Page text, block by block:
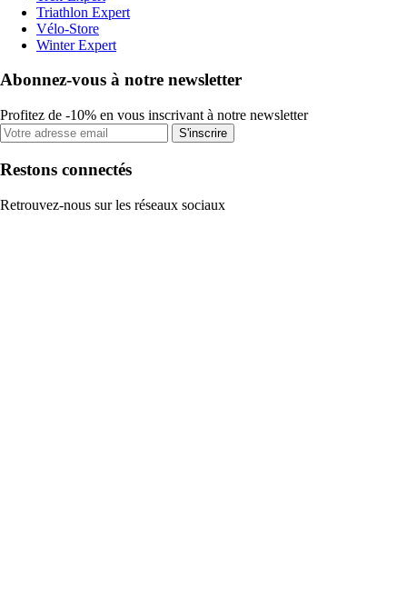
Triathlon Expert
Vélo-Store
Winter Expert
Abonnez-vous à notre newsletter
Profitez de -10% en vous inscrivant à notre newsletter
S'inscrire
Restons connectés
Retrouvez-nous sur les réseaux sociaux